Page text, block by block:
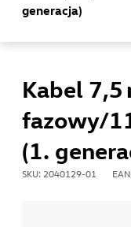
generacja)
Kabel 7,5
fazowy/
(1.
SKU: 2040129-01